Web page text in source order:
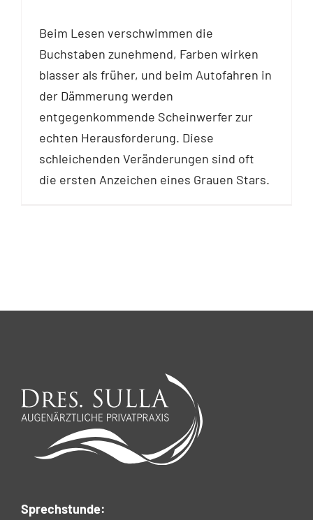
Beim Lesen verschwimmen die
Buchstaben zunehmend, Farben wirken
blasser als früher, und beim Autofahren in
der Dämmerung werden
entgegenkommende Scheinwerfer zur
echten Herausforderung. Diese
schleichenden Veränderungen sind oft
die ersten Anzeichen eines Grauen Stars.
Sprechstunde: